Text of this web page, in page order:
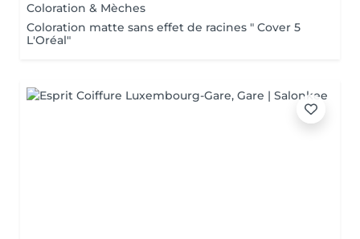
Coloration & Mèches
Coloration matte sans effet de racines " Cover 5
L'Oréal"